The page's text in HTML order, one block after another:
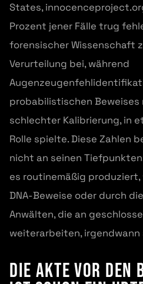
States,
Prozent jener Fälle trug
forensischer Wissenschaft
Verurteilung bei, während
probabilistischen Beweises
schlechter Kalibrierung, in
Rolle spielte. Diese Zahlen
nicht an seinen
es routinemäßig produziert,
DNA-Beweise oder durch
Anwälten, die an
weiterarbeiten,
Die Akte vor